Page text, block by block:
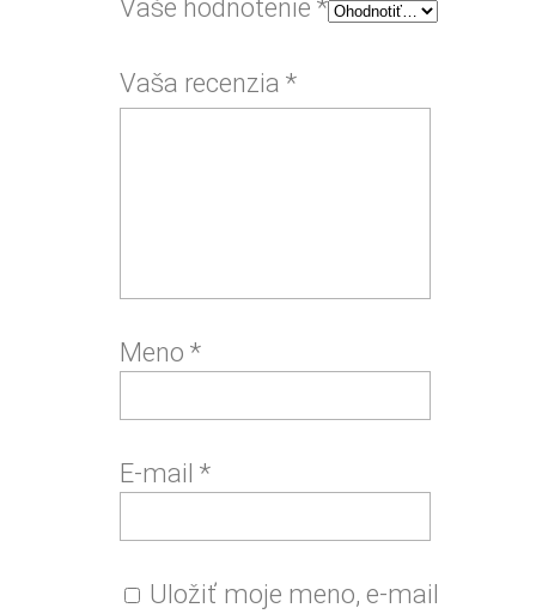
Vaše hodnotenie *
Vaša recenzia *
Meno *
E-mail *
Uložiť moje meno, e-mail